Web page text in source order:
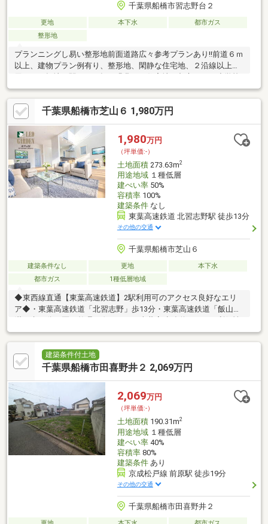
千葉県船橋市習志野台２
更地 本下水
都市ガス
整形地
プランニングし易い整形地前面道路広々参考プランあり!!前道６ｍ
以上、建物プラン例有り、整形地、閑静な住宅地、２沿線以上利
徒歩10分以内
千葉県船橋市芝山６ 1,980万円
1,980万円
（坪単価:-）
土地面積273.63m2
用途地域１種低層
建ぺい率50%
容積率100%
建築条件なし
東葉高速鉄道 北習志野駅 徒歩13分
その他の交通
千葉県船橋市芝山６
建築条件なし 更地
本下水
都市ガス
1種低層地域
◆東西線直通【東葉高速鉄道】2駅利用可のアクセス良好なエリ
ア◆・東葉高速鉄道「北習志野」歩13分・東葉高速鉄道「飯山
と景観を兼ね備える分譲地です！◆子育て環境充実！学校や病院
も徒歩圏なので、子育ても安心です◆・船橋市立高郷小学校まで
650m・船橋市立七林中学校まで900m・北習志野花輪病院まで
1600m◆夢をカタチにする完全自由設計◆・地震に強い2×4工法
ませんか？詳細はオレンジの『資料請求』・赤色の『見学予約』
ボタン、お電話でお問い合わせください♪
建築条件付土地
千葉県船橋市田喜野井２ 2,069万円
2,069万円
（坪単価:-）
土地面積190.31m2
用途地域１種低層
建ぺい率40%
容積率80%
建築条件あり
京成松戸線 前原駅 徒歩19分
その他の交通
千葉県船橋市田喜野井２